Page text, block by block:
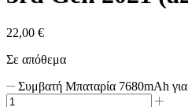
22,00 €
Σε απόθεμα
Συμβατή Μπαταρία 7680mAh